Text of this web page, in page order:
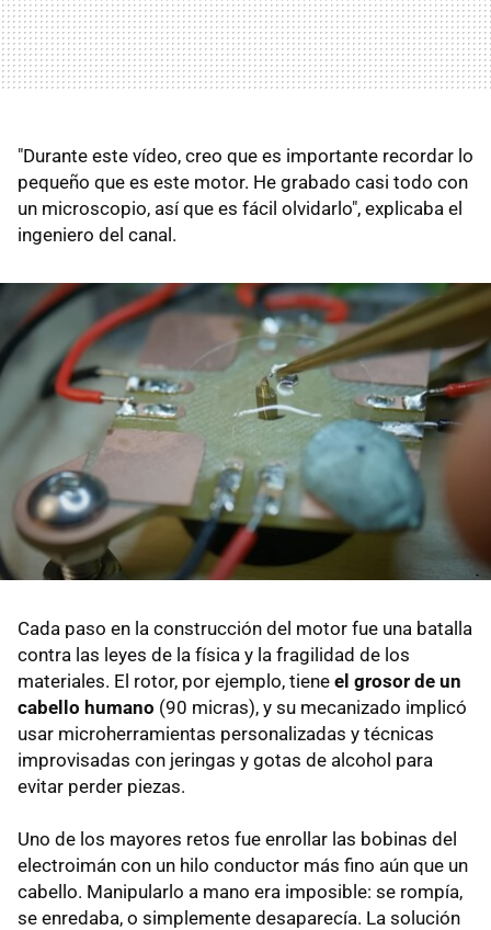
"Durante este vídeo, creo que es importante recordar lo
pequeño que es este motor. He grabado casi todo con
un microscopio, así que es fácil olvidarlo", explicaba el
ingeniero del canal.
Cada paso en la construcción del motor fue una batalla
contra las leyes de la física y la fragilidad de los
materiales. El rotor, por ejemplo, tiene el grosor de un
cabello humano (90 micras), y su mecanizado implicó
usar microherramientas personalizadas y técnicas
improvisadas con jeringas y gotas de alcohol para
evitar perder piezas.
Uno de los mayores retos fue enrollar las bobinas del
electroimán con un hilo conductor más fino aún que un
cabello. Manipularlo a mano era imposible: se rompía,
se enredaba, o simplemente desaparecía. La solución